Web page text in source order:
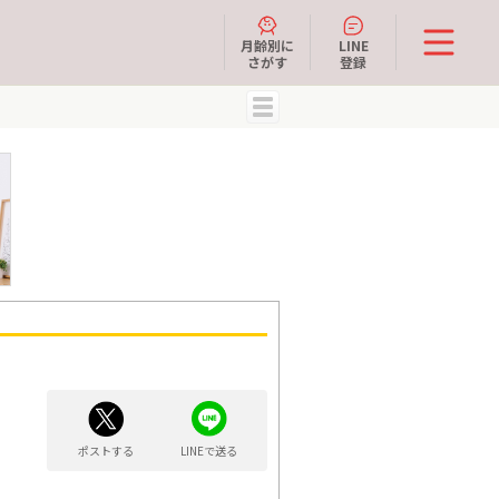
月齢別に
さがす
LINE
登録
ポストする LINEで送る